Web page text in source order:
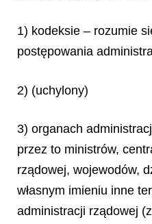
1) kodeksie – rozumie
postępowania
2) (uchylony)
3) organach
przez to ministrów,
rządowej, wojewodów,
własnym imieniu inne
administracji rządowej